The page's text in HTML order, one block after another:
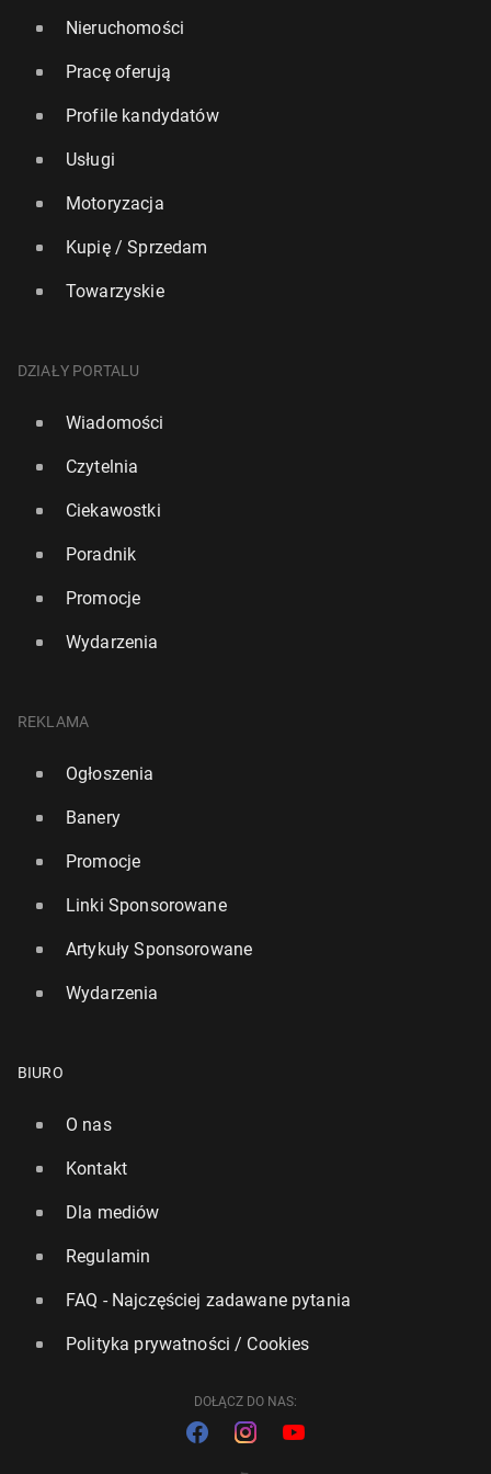
Nieruchomości
Pracę oferują
Profile kandydatów
Usługi
Motoryzacja
Kupię / Sprzedam
Towarzyskie
DZIAŁY PORTALU
Wiadomości
Czytelnia
Ciekawostki
Poradnik
Promocje
Wydarzenia
REKLAMA
Ogłoszenia
Banery
Promocje
Linki Sponsorowane
Artykuły Sponsorowane
Wydarzenia
BIURO
O nas
Kontakt
Dla mediów
Regulamin
FAQ - Najczęściej zadawane pytania
Polityka prywatności / Cookies
DOŁĄCZ DO NAS: